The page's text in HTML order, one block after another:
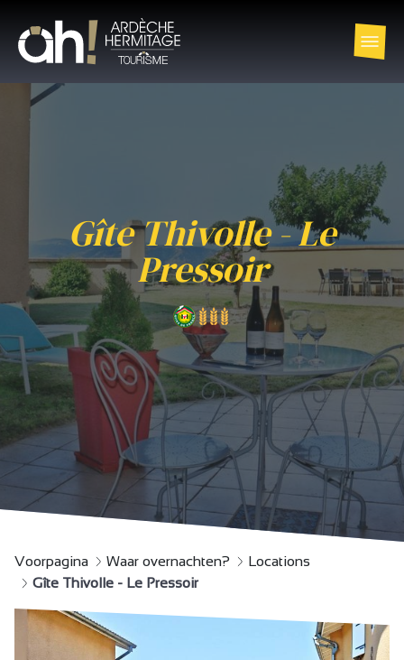
Gîte Thivolle - Le
Pressoir
Voorpagina Waar overnachten?
Locations
Gîte Thivolle - Le Pressoir